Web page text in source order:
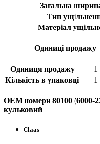
Загальна
Тип
Матеріал
Одиниці продажу
Одиниця продажу
1
Кількість в упаковці
1
OEM номери 80100
кульковий
Claas